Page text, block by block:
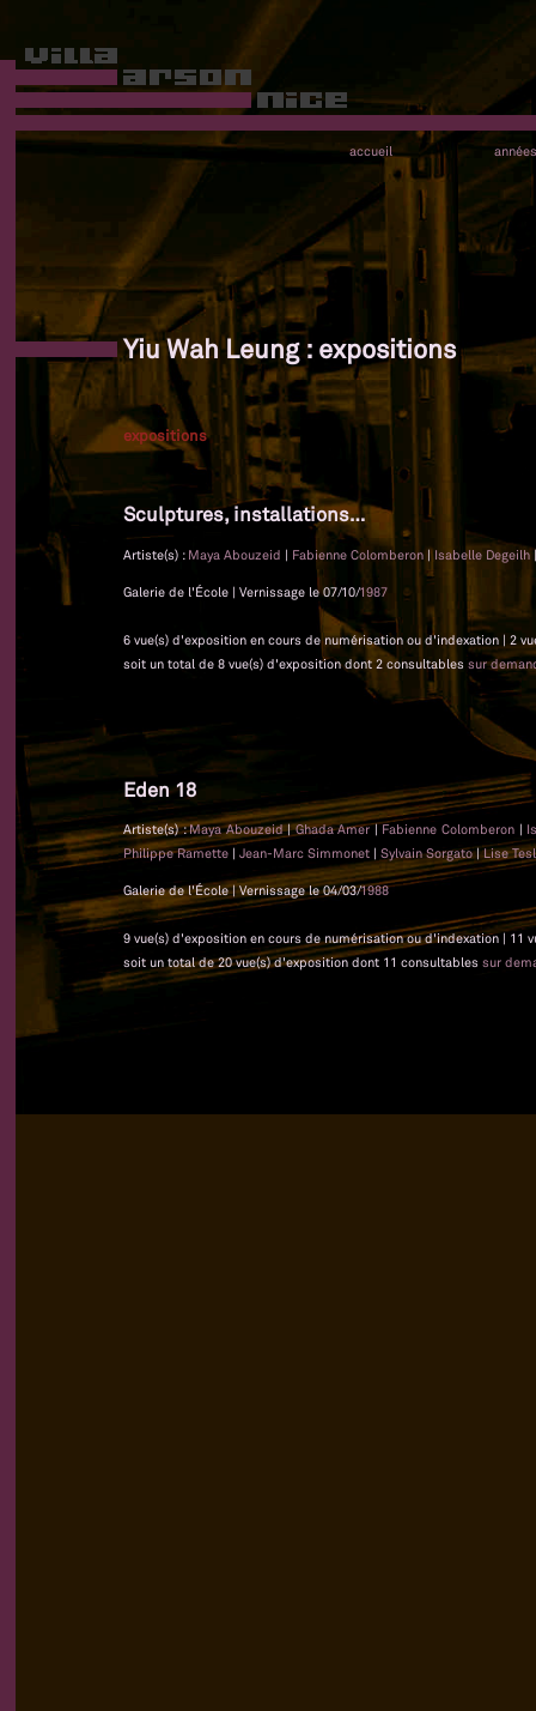
accueil années
Yiu Wah Leung : expositions
expositions
Sculptures, installations…
Artiste(s) : Maya Abouzeid | Fabienne Colomberon | Isabelle Degeilh
Galerie de l'École | Vernissage le 07/10/1987
6 vue(s) d'exposition en cours de numérisation ou d'indexation | 2
soit un total de 8 vue(s) d'exposition dont 2 consultables sur
Eden 18
Artiste(s) :Maya Abouzeid|Ghada Amer|Fabienne Colomberon |
Philippe Ramette | Jean-Marc Simmonet | Sylvain Sorgato|Lise
Galerie de l'École | Vernissage le 04/03/1988
9 vue(s) d'exposition en cours de numérisation ou d'indexation | 11
soit un total de 20 vue(s) d'exposition dont 11 consultables sur